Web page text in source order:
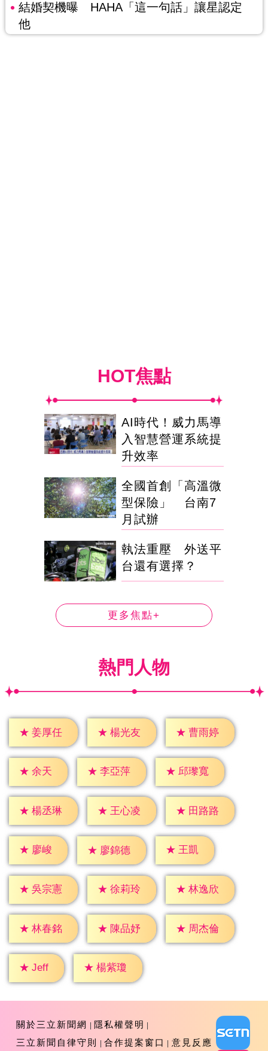
結婚契機曝 HAHA「這一句話」讓星認定
他
HOT焦點
AI時代！威力馬導
入智慧營運系統提
升效率
全國首創「高溫微
型保險」 台南7
月試辦
執法重壓 外送平
台還有選擇？
更多焦點+
熱門人物
★ 姜厚任 ★ 楊光友 ★ 曹雨婷
★ 余天 ★ 李亞萍 ★ 邱瓈寬
★ 楊丞琳 ★ 王心凌 ★ 田路路
★ 廖峻 ★ 廖錦德 ★ 王凱
★ 吳宗憲 ★ 徐莉玲 ★ 林逸欣
★ 林春銘 ★ 陳品妤 ★ 周杰倫
★ Jeff ★ 楊紫瓊
關於三立新聞網
隱私權聲明
三立新聞自律守則
合作提案窗口 意見反應